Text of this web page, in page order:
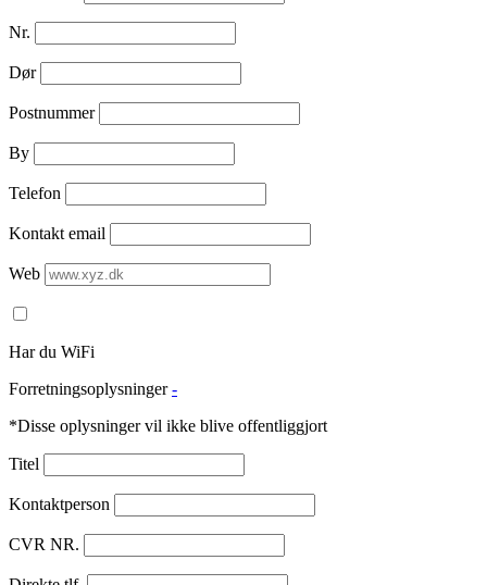
Nr.
Dør
Postnummer
By
Telefon
Kontakt email
Web
Har du WiFi
Forretningsoplysninger -
*Disse oplysninger vil ikke blive offentliggjort
Titel
Kontaktperson
CVR NR.